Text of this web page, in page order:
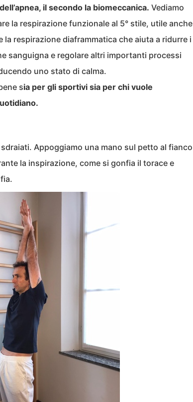
il secondo la biomeccanica. Vediamo
la respirazione funzionale al 5° stile, utile anche
respirazione diaframmatica che aiuta a ridurre i
sanguigna e regolare altri importanti processi
uno stato di calma.
sia per gli sportivi sia per chi vuole
Appoggiamo una mano sul petto al fianco
la inspirazione, come si gonfia il torace e